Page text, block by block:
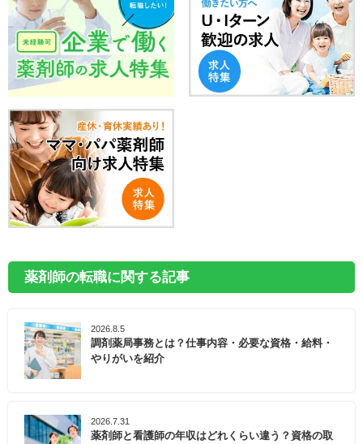
薬剤師の転職に関する記事
2026.8.5
調剤薬局事務とは？仕事内容・必要な資格・給料・
やりがいを紹介
2026.7.31
薬剤師と看護師の年収はどれくらい違う？資格の取